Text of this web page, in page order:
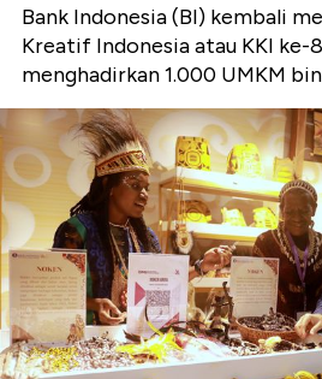
Bank Indonesia (BI) kembali
Kreatif Indonesia atau KKI ke-
menghadirkan 1.000 UMKM